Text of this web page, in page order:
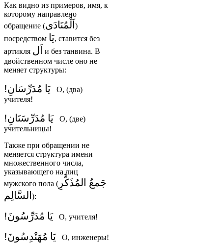
Как видно из примеров, имя, к
которому направлено
обращение (اَلْمُنَادَى )
посредством يَا, ставится без
артикля اَل
и без танвина. В
двойственном числе оно не
меняет структуры:
يَا مُدَرِّسَانِ!
О, (два)
учителя!
يَا مُدَرِّسَتَانِ!
О, (две)
учительницы!
Также при обращении не
меняется структура имени
множественного числа,
указывающего на лиц
мужского пола ( جَمعُ المُذَكَّرِ
السَّالِم ):
يَا مُدَرِّسُونَ! О, учителя!
يَا مُهَنْدِسُونَ! О, инженеры!